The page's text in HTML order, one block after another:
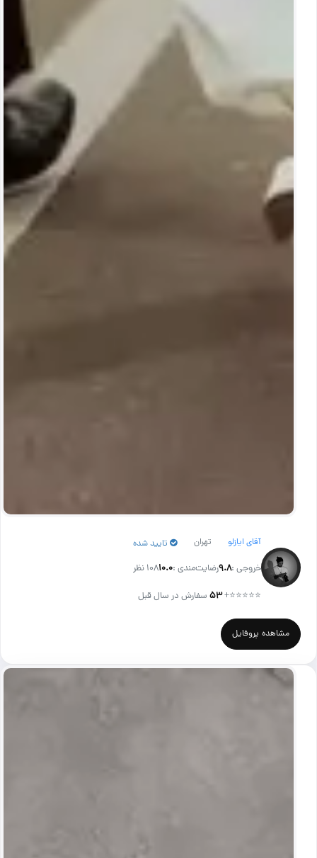
آقای ایازلو تهران تایید شده
خروجی :۹.۸رضایت‌مندی :۱۰.۰108 نظر
⭐⭐⭐⭐⭐
+۵۳سفارش در سال قبل
مشاهده پروفایل